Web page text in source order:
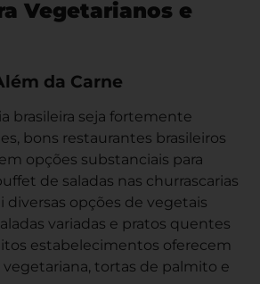
Vegetarianos e
da Carne
brasileira seja fortemente
bons restaurantes brasileiros
opções substanciais para
de saladas nas churrascarias
opções de vegetais
variadas e pratos quentes
estabelecimentos oferecem
tortas de palmito e